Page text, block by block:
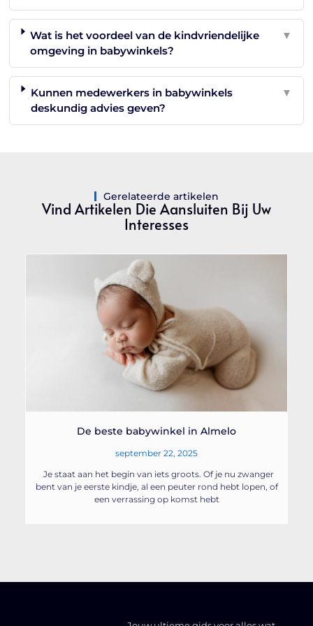
Wat is het voordeel van de kindvriendelijke
omgeving in babywinkels?
▼
Kunnen medewerkers in babywinkels
deskundig advies geven?
▼
Gerelateerde artikelen
Vind Artikelen Die Aansluiten Bij Uw
Interesses
De beste babywinkel in Almelo
september 22, 2025
Je staat aan het begin van iets groots. Of je nu zwanger
bent van je eerste kindje, al een peuter rond hebt lopen, of
een verrassing op komst hebt